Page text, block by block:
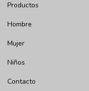
Productos
Hombre
Mujer
Niños
Contacto